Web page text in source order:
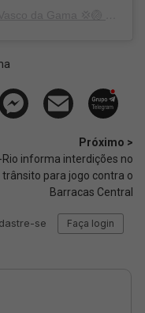
Próximo >
Rio informa interdições no
trânsito para jogo contra o
Barracas Central